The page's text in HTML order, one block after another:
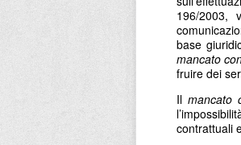
196/2003,
base
mancato
fruire dei
Il mancato
contrattuali